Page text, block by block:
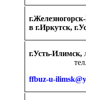
в г.Иркутск,
г.Усть-Илимск,
ffbuz-u-